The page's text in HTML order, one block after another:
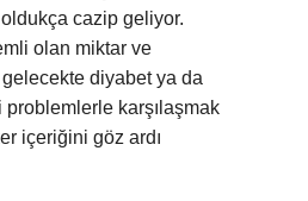
cazip geliyor.
olan miktar ve
diyabet ya da
karşılaşmak
içeriğini göz ardı